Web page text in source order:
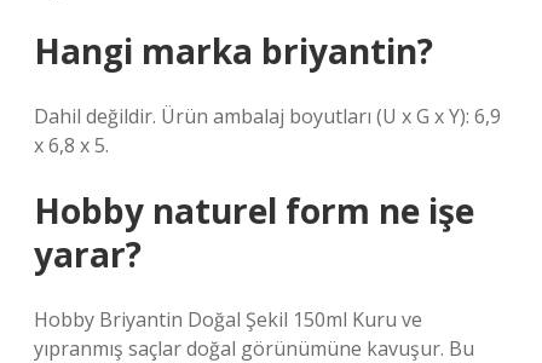
Hangi marka briyantin?
Dahil değildir. Ürün ambalaj boyutları (U x G x Y): 6,9
x 6,8 x 5.
Hobby naturel form ne işe
yarar?
Hobby Briyantin Doğal Şekil 150ml Kuru ve
yıpranmış saçlar doğal görünümüne kavuşur. Bu